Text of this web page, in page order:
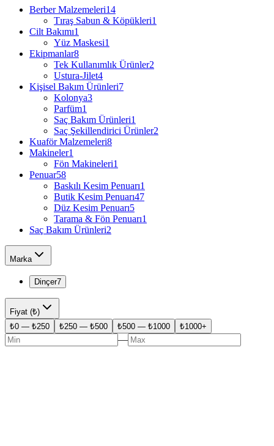
Berber Malzemeleri14
Tıraş Sabun & Köpükleri1
Cilt Bakımı1
Yüz Maskesi1
Ekipmanlar8
Tek Kullanımlık Ürünler2
Ustura-Jilet4
Kişisel Bakım Ürünleri7
Kolonya3
Parfüm1
Saç Bakım Ürünleri1
Saç Şekillendirici Ürünler2
Kuaför Malzemeleri8
Makineler1
Fön Makineleri1
Penuar58
Baskılı Kesim Penuarı1
Butik Kesim Penuarı47
Düz Kesim Penuarı5
Tarama & Fön Penuarı1
Saç Bakım Ürünleri2
Marka
Dinçer7
Fiyat (₺)
₺0 — ₺250
₺250 — ₺500 ₺500 — ₺1000 ₺1000+
—